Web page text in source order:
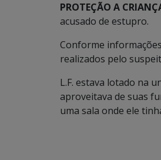
PROTEÇÃO A
acusado de estupro.
Conforme
realizados pelo
L.F. estava lotado na
aproveitava de suas
uma sala onde ele